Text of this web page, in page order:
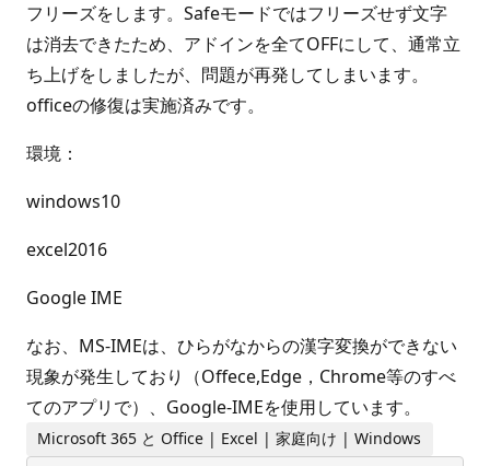
フリーズをします。Safeモードではフリーズせず文字
は消去できたため、アドインを全てOFFにして、通常立
ち上げをしましたが、問題が再発してしまいます。
officeの修復は実施済みです。
環境：
windows10
excel2016
Google IME
なお、MS-IMEは、ひらがなからの漢字変換ができない
現象が発生しており（Offece,Edge，Chrome等のすべ
てのアプリで）、Google-IMEを使用しています。
Microsoft 365 と Office | Excel | 家庭向け | Windows